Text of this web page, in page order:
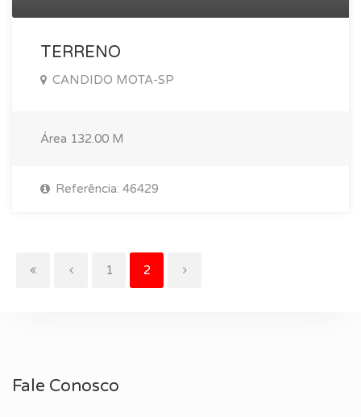
TERRENO
CANDIDO MOTA-SP
Área 132.00 M
Referência: 46429
1 2(current)
Fale Conosco